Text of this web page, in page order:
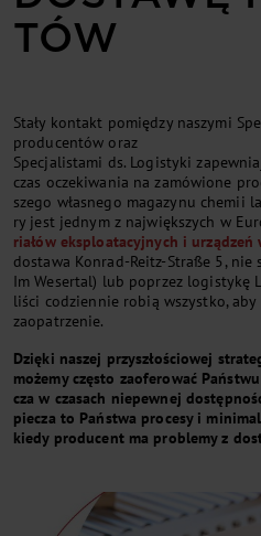
TÓW
Sta­ły kon­takt po­mię­dzy na­szy­mi
pro­du­cen­tów oraz
Spe­cja­li­sta­mi ds. Lo­gi­sty­ki
czas ocze­ki­wa­nia na zamó­wio­ne
sze­go wła­sne­go ma­ga­zy­nu
ry je­st jed­nym z naj­więk­szy­ch w
ria­łów eks­plo­ata­cyj­ny­ch i urzą­dzeń
dostawa Konrad-Reitz-Straße 5, nie
Im Wesertal) lub po­przez lo­gi­sty­kę
li­ści co­dzien­nie ro­bią wszyst­ko,
za­opa­trze­nie.
Dzię­ki na­szej przy­szło­ścio­wej
mo­że­my czę­sto za­ofe­ro­wać
cza w cza­sa­ch nie­pew­nej
pie­cza to Pań­stwa pro­ce­sy i
kie­dy pro­du­cent ma pro­ble­my z